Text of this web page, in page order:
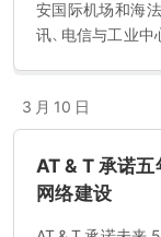
安国际机场和海
讯、电信与工业中
3 月 10 日
AT & T 承诺
网络建设